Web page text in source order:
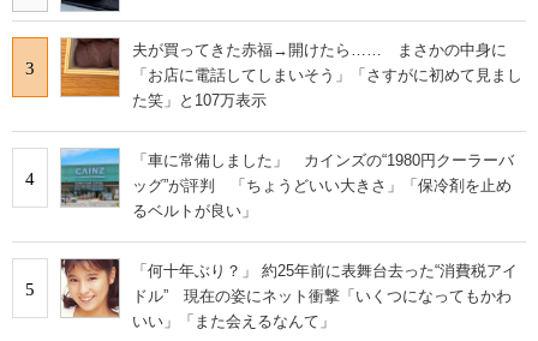
3
夫が買ってきた赤福→開けたら…… まさかの中身に
「お店に電話してしまいそう」「さすがに初めて見まし
た笑」と107万表示
4
「車に常備しました」 カインズの“1980円クーラーバ
ッグ”が評判 「ちょうどいい大きさ」「保冷剤を止め
るベルトが良い」
5
「何十年ぶり？」 約25年前に表舞台去った“消費税アイ
ドル” 現在の姿にネット衝撃「いくつになってもかわ
いい」「また会えるなんて」